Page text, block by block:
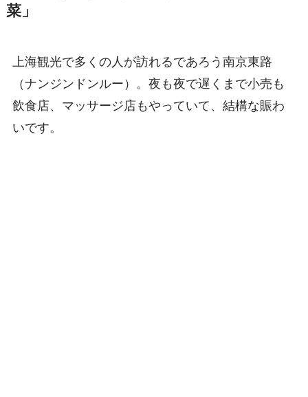
菜」
上海観光で多くの人が訪れるであろう南京東路
（ナンジンドンルー）。夜も夜で遅くまで小売も
飲食店、マッサージ店もやっていて、結構な賑わ
いです。